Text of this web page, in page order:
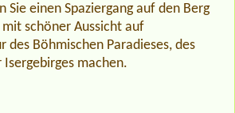
Sie einen Spaziergang auf den Berg
mit schöner Aussicht auf
des Böhmischen Paradieses, des
Isergebirges machen.